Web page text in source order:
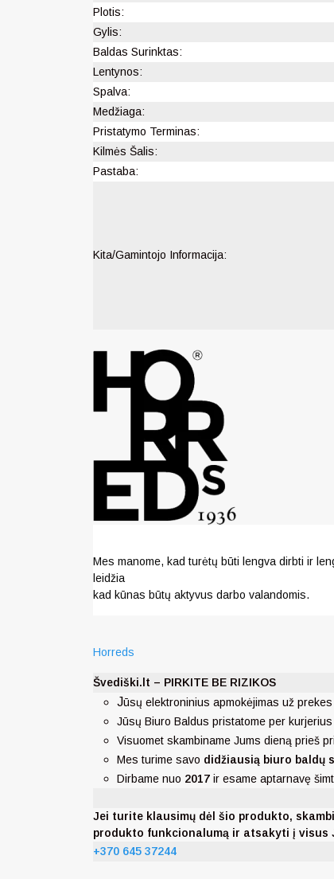
Plotis:
Gylis:
Baldas Surinktas:
Lentynos:
Spalva:
Medžiaga:
Pristatymo Terminas:
Kilmės Šalis:
Pastaba:
Kita/Gamintojo Informacija:
Mes manome, kad turėtų būti lengva dirbti ir
leidžia
kad kūnas būtų aktyvus darbo valandomis.
Horreds
Švediški.lt – PIRKITE BE RIZIKOS
Jūsų elektroninius apmokėjimas už
Jūsų Biuro Baldus pristatome per
Visuomet skambiname Jums dieną prieš
Mes turime savo didžiausią biuro baldų
Dirbame nuo 2017 ir esame aptarnavę
Jei turite klausimų dėl šio produkto,
produkto funkcionalumą ir atsakyti į visus
+370 645 37244